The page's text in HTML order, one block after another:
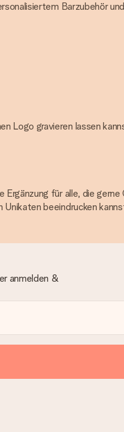
Barzubehör
Logo gravieren lassen
Ergänzung für alle, die
beeindrucken
anmelden &